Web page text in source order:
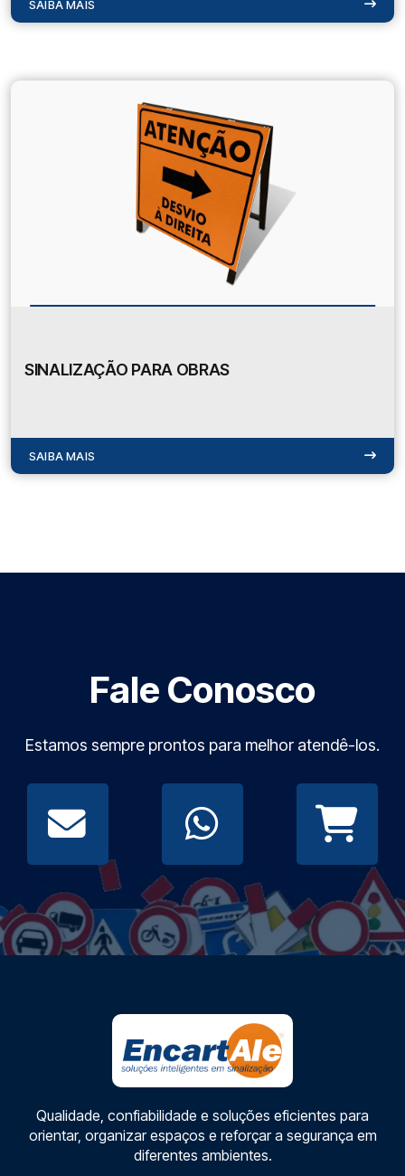
SAIBA MAIS
SINALIZAÇÃO PARA OBRAS
SAIBA MAIS
Fale Conosco
Estamos sempre prontos para melhor atendê-los.
Qualidade, confiabilidade e soluções eficientes para
orientar, organizar espaços e reforçar a segurança em
diferentes ambientes.